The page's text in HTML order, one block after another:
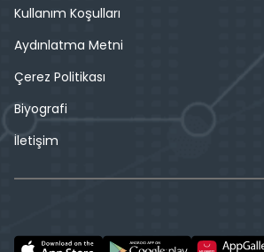
Kullanım Koşulları
Aydınlatma Metni
Çerez Politikası
Biyografi
İletişim